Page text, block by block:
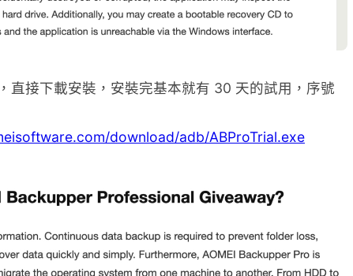
直接下載安裝，安裝完基本就有 30 天的試用，序號
download/adb/ABProTrial.exe